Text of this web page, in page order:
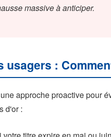
massive à anticiper.
usagers :
approche proactive pour
d'or :